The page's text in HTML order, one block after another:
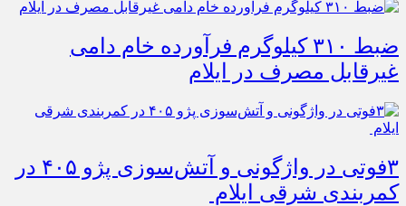
ضبط ۳۱۰ کیلوگرم فرآورده خام دامی
غیرقابل مصرف در ایلام
۳فوتی در واژگونی و آتش‌سوزی پژو ۴۰۵ در
کمربندی شرقی ایلام